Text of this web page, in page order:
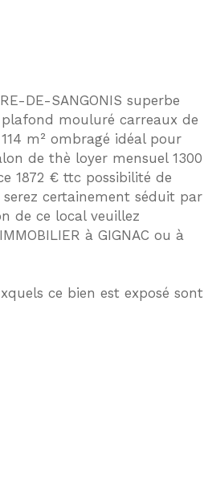
DE-SANGONIS superbe
mouluré carreaux de
m² ombragé idéal pour
de thè loyer mensuel 1300
1872 € ttc possibilité de
certainement séduit par
de ce local veuillez
à GIGNAC ou à
ce bien est exposé sont